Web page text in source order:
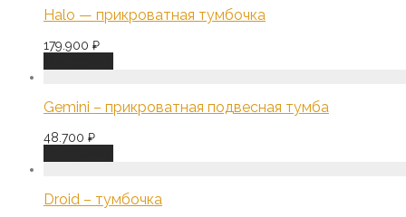
Halo — прикроватная тумбочка
179.900 ₽
Gemini – прикроватная подвесная тумба
48.700 ₽
Droid – тумбочка